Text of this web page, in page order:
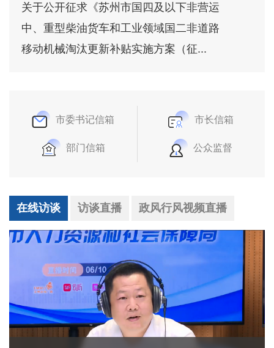
关于公开征求《苏州市国四及以下非营运
中、重型柴油货车和工业领域国二非道路
移动机械淘汰更新补贴实施方案（征...
市委书记信箱 市长信箱
部门信箱 公众监督
在线访谈 访谈直播 政风行风视频直播